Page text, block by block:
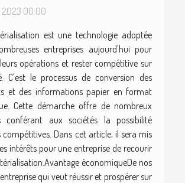
2023 00:00
est une technologie adoptée
entreprises aujourd'hui pour
opérations et rester compétitive sur
C'est le processus de conversion des
et des informations papier en format
Cette démarche offre de nombreux
conférant aux sociétés la possibilité
compétitives. Dans cet article, il sera mis
intérêts pour une entreprise de recourir
économiqueDe nos
qui veut réussir et prospérer sur